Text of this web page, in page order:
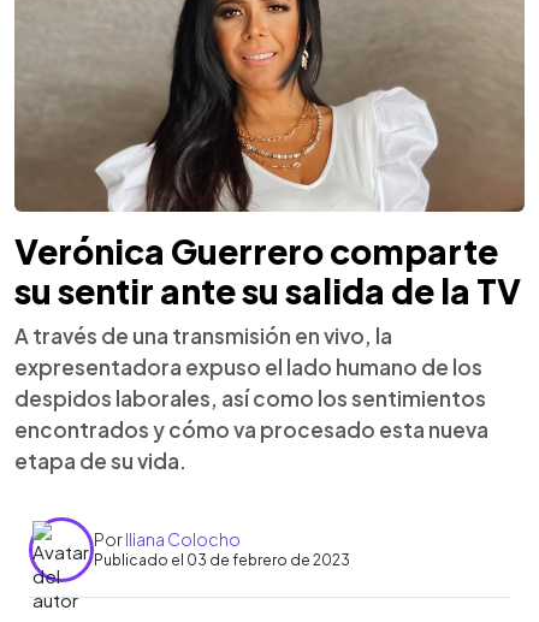
Verónica Guerrero comparte
su sentir ante su salida de la TV
A través de una transmisión en vivo, la
expresentadora expuso el lado humano de los
despidos laborales, así como los sentimientos
encontrados y cómo va procesado esta nueva
etapa de su vida.
PorIliana Colocho
Publicado el 03 de febrero de 2023